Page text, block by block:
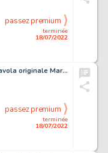
terminée
18/07/2022
passez premium
Alessandrini - Castelli - tavola originale Martin Mystère "Nostra Terra dei Mysteri" - (1987)
terminée
18/07/2022
passez premium